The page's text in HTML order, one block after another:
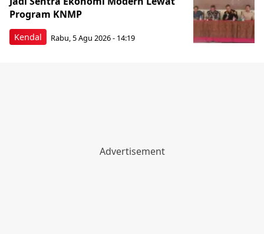
Kendal
Program KNMP
Rabu, 5 Agu 2026 - 14:19